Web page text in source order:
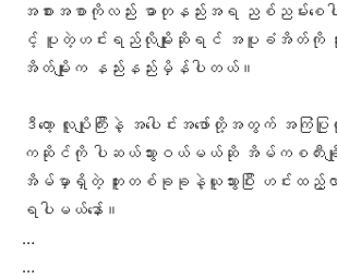
အစားအစာကိုလည်း ဓာတုနည်းအရ ညစ်ညမ်းစေ
င့် ပူတဲ့ဟင်းရည်လိုမျိုးဆိုရင် အပူခံအိတ်ကို သုံ
အိတ်မျိုးက နည်းနည်းမှိန်ပါတယ်။
ဒီတော့ လူပျိုကြီးနဲ့ အပေါင်းအဖော်တို့အတွက် အက
ကဆိုင်ကို ပါဆယ်သွားဝယ်မယ်ဆို အိမ်ကစတီးချိုင့်လေး
အိမ်မှာရှိတဲ့ ဘူးတစ်ခုခုနဲ့ယူသွားပြီး ဟင်းထည့်လာတ
ရပါမယ်နော်။
…
…